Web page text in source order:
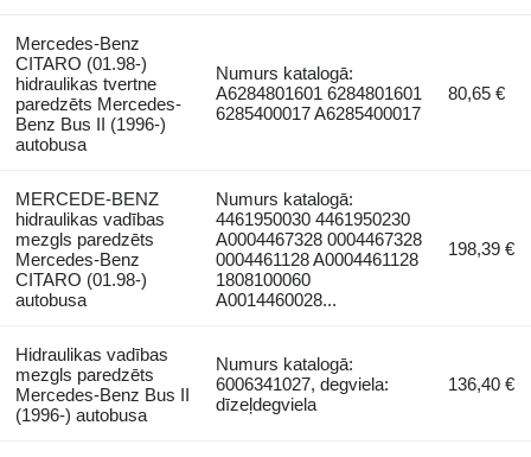
Mercedes-Benz
CITARO (01.98-)
hidraulikas tvertne
paredzēts Mercedes-
Benz Bus II (1996-)
autobusa
Numurs katalogā:
A6284801601 6284801601
6285400017 A6285400017
80,65 €
MERCEDE-BENZ
hidraulikas vadības
mezgls paredzēts
Mercedes-Benz
CITARO (01.98-)
autobusa
Numurs katalogā:
4461950030 4461950230
A0004467328 0004467328
0004461128 A0004461128
1808100060
A0014460028...
198,39 €
Hidraulikas vadības
mezgls paredzēts
Mercedes-Benz Bus II
(1996-) autobusa
Numurs katalogā:
6006341027, degviela:
dīzeļdegviela
136,40 €